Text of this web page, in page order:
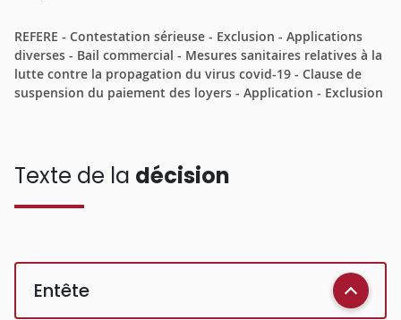
REFERE - Contestation sérieuse - Exclusion - Applications
diverses - Bail commercial - Mesures sanitaires relatives à la
lutte contre la propagation du virus covid-19 - Clause de
suspension du paiement des loyers - Application - Exclusion
Texte de la décision
Entête